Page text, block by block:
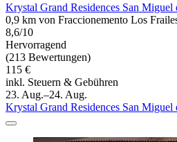
Krystal Grand Residences San Miguel
0,9 km von Fraccionemento Los
8,6/10
Hervorragend
(213 Bewertungen)
115 €
inkl. Steuern & Gebühren
23. Aug.–24. Aug.
Krystal Grand Residences San Miguel